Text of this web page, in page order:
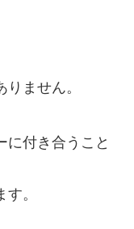
ません。
に付き合うこと
。